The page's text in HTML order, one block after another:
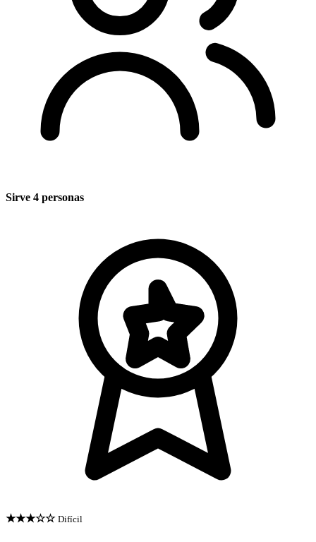
Sirve 4 personas
★★★☆☆ Difícil